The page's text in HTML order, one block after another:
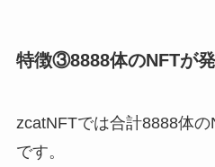
特徴③8888体のNFTが
zcatNFTでは合計8888体
です。